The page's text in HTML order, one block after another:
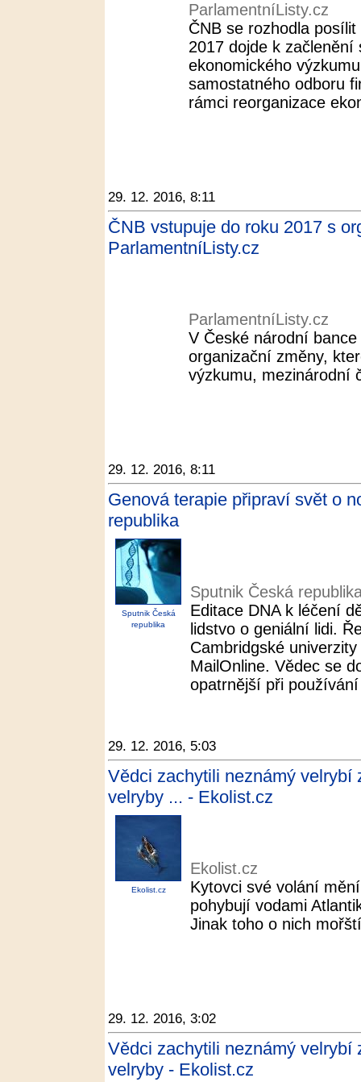
ParlamentníListy.cz
ČNB se rozhodla
2017 dojde k
ekonomického
samostatného odboru
rámci reorganizace
29. 12. 2016, 8:11
ČNB vstupuje do roku 2017 s
ParlamentníListy.cz
ParlamentníListy.cz
V České národní
organizační změny,
výzkumu, mezinárodní
29. 12. 2016, 8:11
Genová terapie připraví svět o
republika
Sputnik Česká
republika
Sputnik Česká
Editace DNA k léčení
lidstvo o geniální lidi.
Cambridgské
MailOnline. Vědec se
opatrnější při
29. 12. 2016, 5:03
Vědci zachytili neznámý velrybí
velryby ... - Ekolist.cz
Ekolist.cz
Ekolist.cz
Kytovci své volání
pohybují vodami
Jinak toho o nich
29. 12. 2016, 3:02
Vědci zachytili neznámý velrybí
velryby - Ekolist.cz